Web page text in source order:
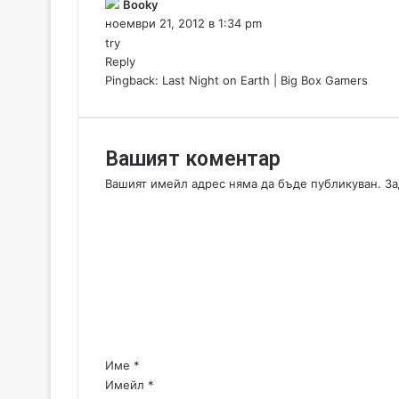
в
и
я
с
в
т
Booky
а
ноември 21, 2012 в 1:34 pm
try
Reply
Pingback: Last Night on Earth | Big Box Gamers
Вашият коментар
Вашият имейл адрес няма да бъде публикуван.
:
*
Име *
Имейл *